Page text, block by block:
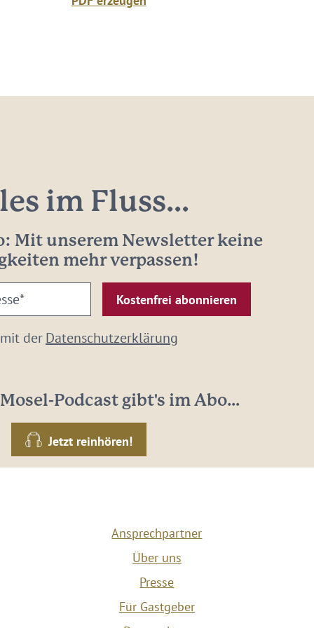
im Fluss...
Mit unserem Newsletter keine
mehr verpassen!
derDatenschutzerklärung
Podcast gibt's im Abo...
Jetzt reinhören!
Ansprechpartner
Über uns
Presse
Für Gastgeber